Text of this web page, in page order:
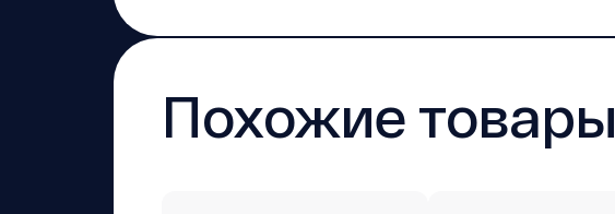
Похожие товары